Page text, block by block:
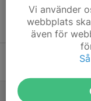
Tidigare nyheter
ÅRSMÖTE
BLI
Vi använder
webbplats
även för